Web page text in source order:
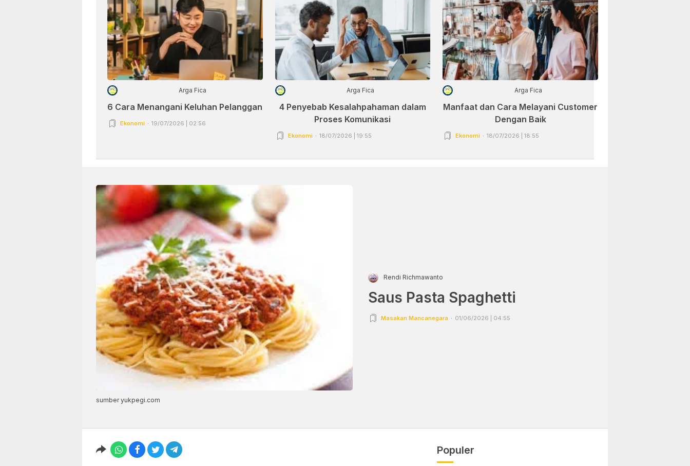
Arga Fica
6 Cara Menangani Keluhan Pelanggan
Ekonomi 19/07/2026 | 02:56
Arga Fica
4 Penyebab Kesalahpahaman dalam
Proses Komunikasi
Ekonomi 18/07/2026 | 19:55
Arga Fica
Manfaat dan Cara Melayani Customer
Dengan Baik
Ekonomi 18/07/2026 | 18:55
sumber yukpegi.com
Rendi Richmawanto
Saus Pasta Spaghetti
Masakan Mancanegara 01/06/2026 | 04:55
Populer